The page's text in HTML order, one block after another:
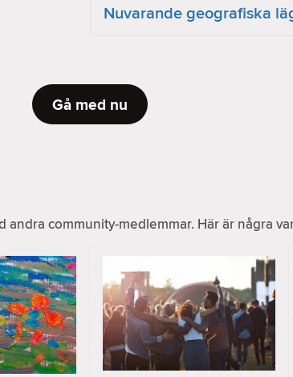
Nuvarande geografiska
Gå med nu
community-medlemmar. Här är några